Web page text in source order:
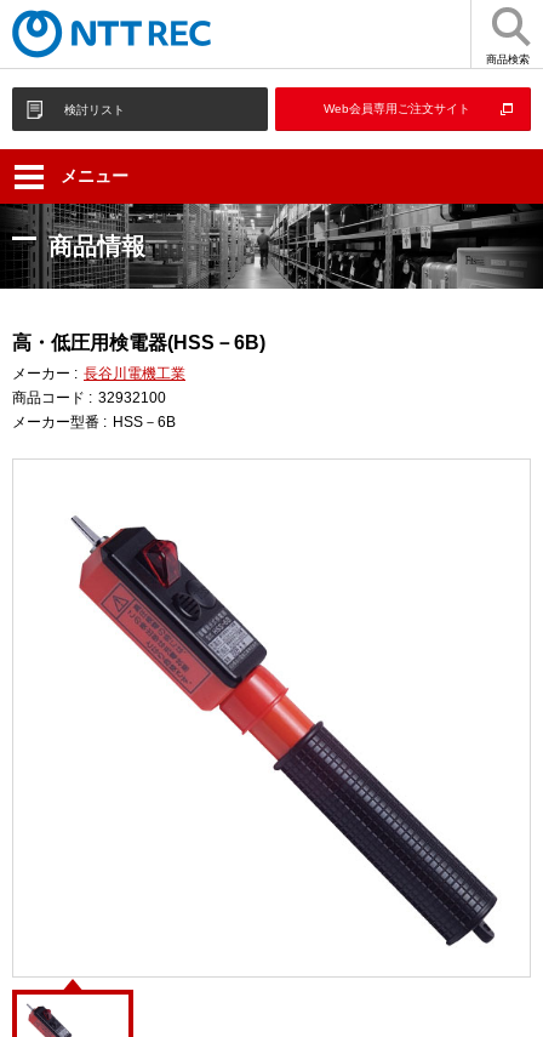
商品検索
検討リスト Web会員専用ご注文サイト
メニュー
商品情報
高・低圧用検電器(HSS－6B)
メーカー : 長谷川電機工業
商品コード : 32932100
メーカー型番 : HSS－6B